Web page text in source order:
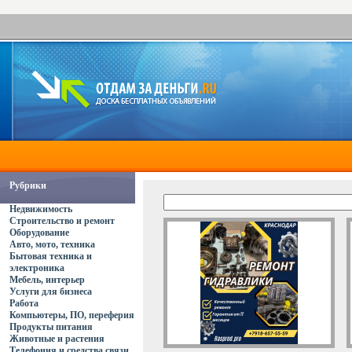
Рубрики
Недвижимость
Строительство и ремонт
Оборудование
Авто, мото, техника
Бытовая техника и
электроника
Мебель, интерьер
Услуги для бизнеса
Работа
Компьютеры, ПО, переферия
Продукты питания
Животные и растения